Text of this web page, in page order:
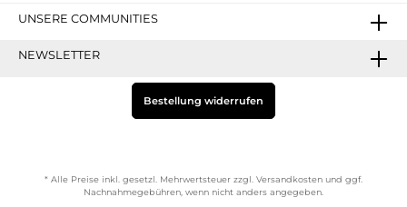
UNSERE COMMUNITIES
NEWSLETTER
Bestellung widerrufen
* Alle Preise inkl. gesetzl. Mehrwertsteuer zzgl. Versandkosten und ggf.
Nachnahmegebühren, wenn nicht anders angegeben.